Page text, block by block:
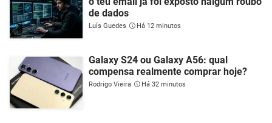
de dados
Luís Guedes Há 12 minutos
Galaxy S24 ou Galaxy A56: qual
compensa realmente comprar hoje?
Rodrigo Vieira Há 32 minutos